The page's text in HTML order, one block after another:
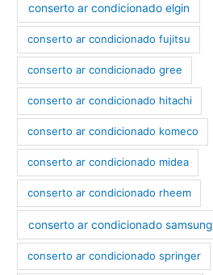
conserto ar condicionado elgin
conserto ar condicionado fujitsu
conserto ar condicionado gree
conserto ar condicionado hitachi
conserto ar condicionado komeco
conserto ar condicionado midea
conserto ar condicionado rheem
conserto ar condicionado samsung
conserto ar condicionado springer